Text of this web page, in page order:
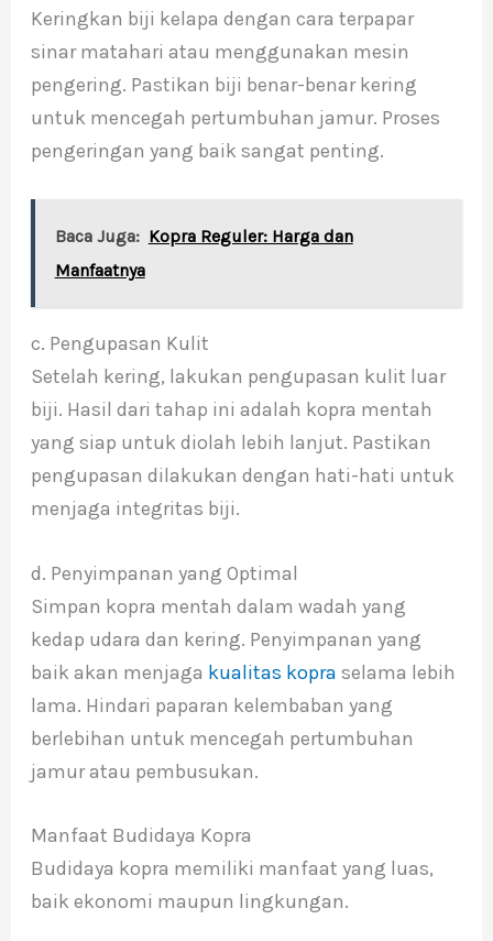
Keringkan biji kelapa dengan cara terpapar
sinar matahari atau menggunakan mesin
pengering. Pastikan biji benar-benar kering
untuk mencegah pertumbuhan jamur. Proses
pengeringan yang baik sangat penting.
Baca Juga: Kopra Reguler: Harga dan
Manfaatnya
c. Pengupasan Kulit
Setelah kering, lakukan pengupasan kulit luar
biji. Hasil dari tahap ini adalah kopra mentah
yang siap untuk diolah lebih lanjut. Pastikan
pengupasan dilakukan dengan hati-hati untuk
menjaga integritas biji.
d. Penyimpanan yang Optimal
Simpan kopra mentah dalam wadah yang
kedap udara dan kering. Penyimpanan yang
baik akan menjaga kualitas kopra selama lebih
lama. Hindari paparan kelembaban yang
berlebihan untuk mencegah pertumbuhan
jamur atau pembusukan.
Manfaat Budidaya Kopra
Budidaya kopra memiliki manfaat yang luas,
baik ekonomi maupun lingkungan.